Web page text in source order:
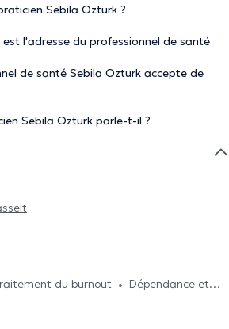
Sebila Ozturk ?
l'adresse du professionnel de santé
de santé Sebila Ozturk accepte de
Sebila Ozturk parle-t-il ?
du burnout
Dépendance et